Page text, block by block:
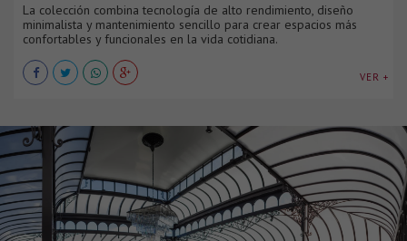
La colección combina tecnología de alto rendimiento, diseño
minimalista y mantenimiento sencillo para crear espacios más
confortables y funcionales en la vida cotidiana.
VER +